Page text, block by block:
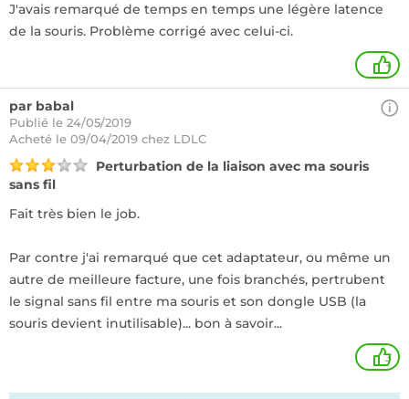
J'avais remarqué de temps en temps une légère latence
de la souris. Problème corrigé avec celui-ci.
+
par babal
Publié le 24/05/2019
Acheté le 09/04/2019 chez LDLC
Perturbation de la liaison avec ma souris
sans fil
Fait très bien le job.
Par contre j'ai remarqué que cet adaptateur, ou même un
autre de meilleure facture, une fois branchés, pertrubent
le signal sans fil entre ma souris et son dongle USB (la
souris devient inutilisable)... bon à savoir...
3